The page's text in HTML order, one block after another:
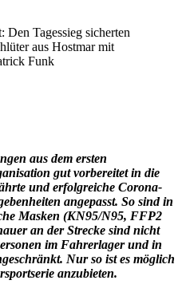
Den Tagessieg sicherten
aus Hostmar mit
Funk
aus dem ersten
gut vorbereitet in die
und erfolgreiche Corona-
angepasst. So sind in
Masken (KN95/N95, FFP2
an der Strecke sind nicht
im Fahrerlager und in
Nur so ist es möglich
anzubieten.